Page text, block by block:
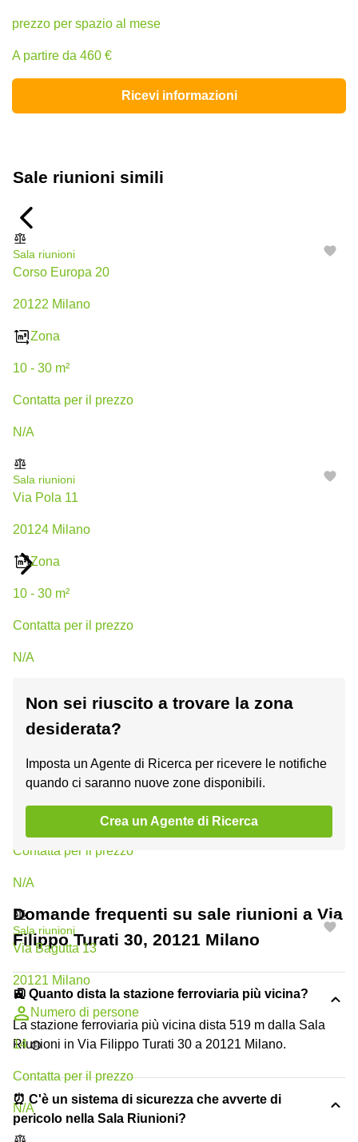
prezzo per spazio al mese
A partire da 460 €
Ricevi informazioni
Sale riunioni simili
Sala riunioni
Corso Europa 20
20122 Milano
Zona
10 - 30 m²
Сontatta per il prezzo
N/A
Sala riunioni
Via Pola 11
20124 Milano
Zona
10 - 30 m²
Сontatta per il prezzo
N/A
Sala riunioni
Via Monte Napoleone 8
20121 Milano
Numero di persone
Сontatta per il prezzo
N/A
Sala riunioni
Via Bagutta 13
20121 Milano
Numero di persone
14
Сontatta per il prezzo
N/A
Non sei riuscito a trovare la zona
desiderata?
Imposta un Agente di Ricerca per ricevere le notifiche
quando ci saranno nuove zone disponibili.
Crea un Agente di Ricerca
Domande frequenti su sale riunioni a Via
Filippo Turati 30, 20121 Milano
🚉 Quanto dista la stazione ferroviaria più vicina?
La stazione ferroviaria più vicina dista 519 m dalla Sala
Riunioni in Via Filippo Turati 30 a 20121 Milano.
⏰ C'è un sistema di sicurezza che avverte di
pericolo nella Sala Riunioni?